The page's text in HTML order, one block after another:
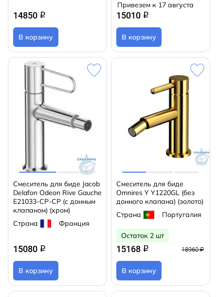
14850 q
В корзину
Привезем к 17 августа
15010 q
В корзину
Смеситель для биде Jacob
Delafon Odeon Rive Gauche
E21033-CP-CP (с донным
клапаном) (хром)
Страна
Франция
15080 q
В корзину
Смеситель для биде
Omnires Y Y1220GL (без
донного клапана) (золото)
Страна
Португалия
Остаток 2 шт
15168 q 18960 ₽
В корзину